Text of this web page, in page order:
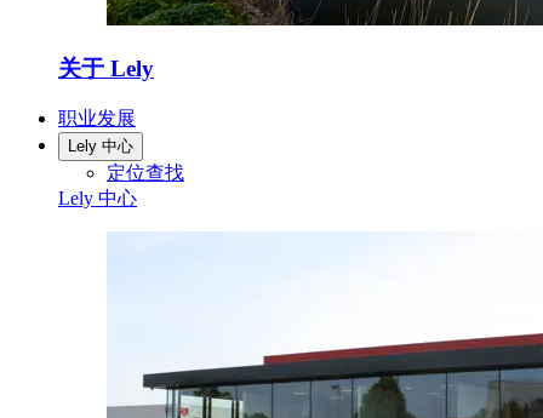
关于 Lely
职业发展
Lely 中心
定位查找
Lely 中心